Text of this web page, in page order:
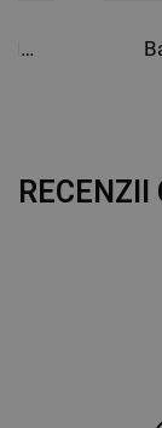
Bandana pentru cap BUTTERFLIES